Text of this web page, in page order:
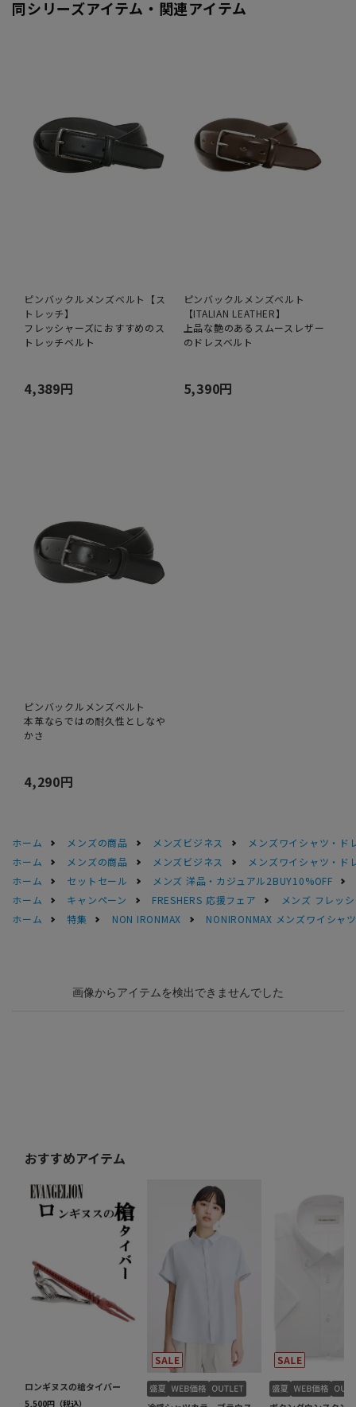
同シリーズアイテム・関連アイテム
ピンバックルメンズベルト【ス
トレッチ】
フレッシャーズにおすすめのス
トレッチベルト
4,389円
ピンバックルメンズベルト
【ITALIAN LEATHER】
上品な艶のあるスムースレザー
のドレスベルト
5,390円
ピンバックルメンズベルト
本革ならではの耐久性としなや
かさ
4,290円
ホーム メンズの商品 メンズビジネス
メンズワイシャツ・ド
ホーム
メンズの商品 メンズビジネス
メンズワイシャツ・ド
ホーム
セットセール
メンズ 洋品・カジュアル2BUY10%OFF
ホーム
キャンペーン FRESHERS 応援フェア
メンズ フレッ
ホーム
特集 NON IRONMAX NONIRONMAX メンズワイシャ